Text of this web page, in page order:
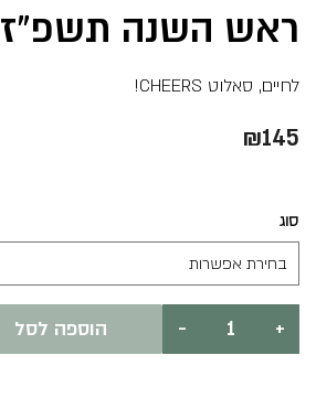
ראש השנה תשפ”ז
לחיים, סאלוט CHEERS!
₪145
סוג
-
כמות
מגוון
+ הוספה לסל